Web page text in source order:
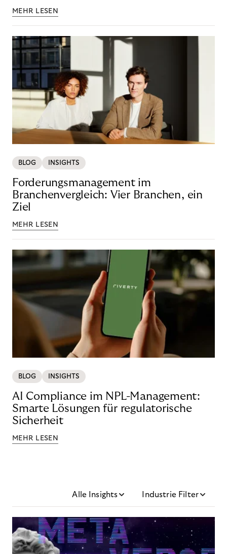
MEHR LESEN
BLOG INSIGHTS
Forderungsmanagement im
Branchenvergleich: Vier Branchen, ein
Ziel
MEHR LESEN
BLOG INSIGHTS
AI Compliance im NPL-Management:
Smarte Lösungen für regulatorische
Sicherheit
MEHR LESEN
Alle Insights Industrie Filter